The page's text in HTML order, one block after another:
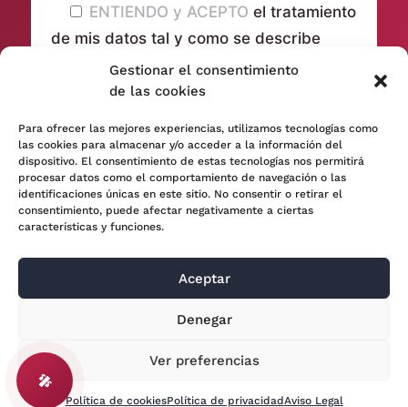
Gestionar el consentimiento
de las cookies
Para ofrecer las mejores experiencias, utilizamos tecnologías como
las cookies para almacenar y/o acceder a la información del
dispositivo. El consentimiento de estas tecnologías nos permitirá
procesar datos como el comportamiento de navegación o las
identificaciones únicas en este sitio. No consentir o retirar el
consentimiento, puede afectar negativamente a ciertas
características y funciones.
Aceptar
Denegar
Ver preferencias
Política de cookiesPolítica de privacidadAviso Legal
ENTIENDO y ACEPTO el tratamiento
de mis datos tal y como se describe
anteriormente y se explica con mayor
detalle en laPolítica de privacidad
Aviso Legal
🎤